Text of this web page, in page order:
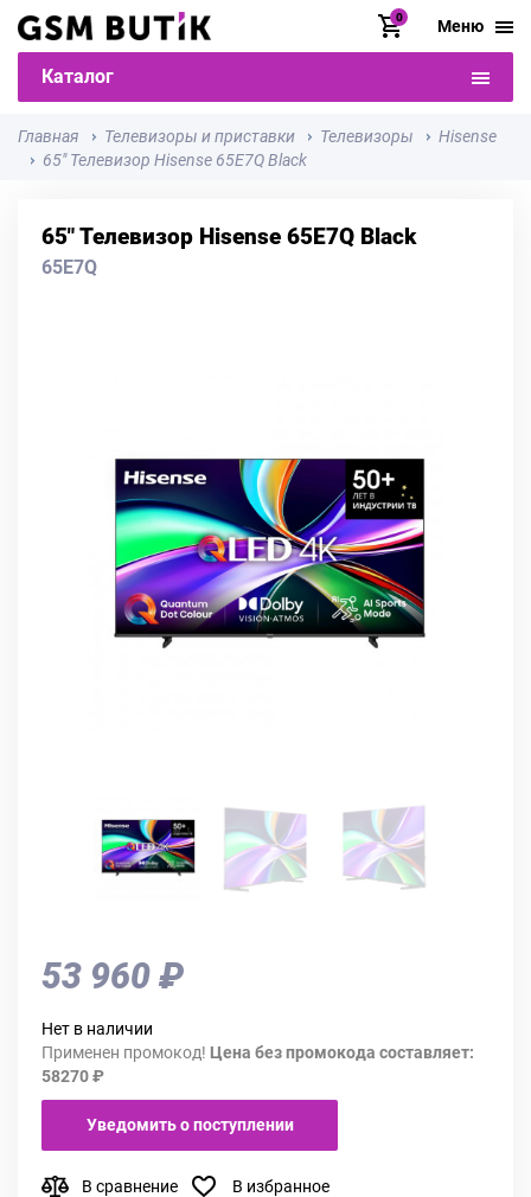
0 Меню
Каталог
Главная Телевизоры и приставки Телевизоры
Hisense
65" Телевизор Hisense 65E7Q Black
65" Телевизор Hisense 65E7Q Black
65E7Q
53 960 ₽
Нет в наличии
Применен промокод! Цена без промокода составляет:
58270 ₽
Уведомить о поступлении
В сравнение В избранное